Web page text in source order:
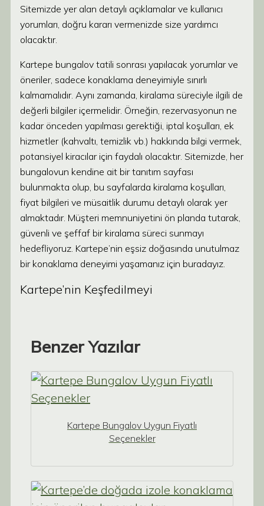
Sitemizde yer alan detaylı açıklamalar ve kullanıcı
yorumları, doğru kararı vermenizde size yardımcı
olacaktır.
Kartepe bungalov tatili sonrası yapılacak yorumlar ve
öneriler, sadece konaklama deneyimiyle sınırlı
kalmamalıdır. Aynı zamanda, kiralama süreciyle ilgili de
değerli bilgiler içermelidir. Örneğin, rezervasyonun ne
kadar önceden yapılması gerektiği, iptal koşulları, ek
hizmetler (kahvaltı, temizlik vb.) hakkında bilgi vermek,
potansiyel kiracılar için faydalı olacaktır. Sitemizde, her
bungalovun kendine ait bir tanıtım sayfası
bulunmakta olup, bu sayfalarda kiralama koşulları,
fiyat bilgileri ve müsaitlik durumu detaylı olarak yer
almaktadır. Müşteri memnuniyetini ön planda tutarak,
güvenli ve şeffaf bir kiralama süreci sunmayı
hedefliyoruz. Kartepe’nin eşsiz doğasında unutulmaz
bir konaklama deneyimi yaşamanız için buradayız.
Kartepe’nin Keşfedilmeyi
Benzer Yazılar
Kartepe Bungalov Uygun Fiyatlı
Seçenekler